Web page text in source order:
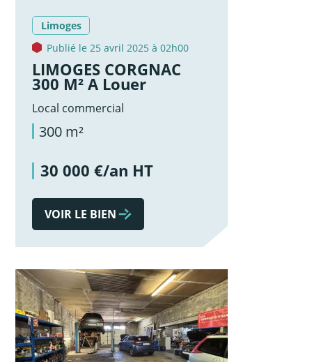
Limoges
Publié le 25 avril 2025 à 02h00
LIMOGES CORGNAC
300 M² A Louer
Local commercial
300 m²
30 000 €/an HT
VOIR LE BIEN